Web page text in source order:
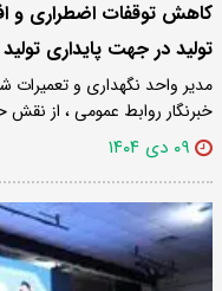
کاهش توقفات اضطراری و
تولید در جهت پایداری تولید
مدیر واحد نگهداری و تعمیرات
خبرنگار روابط عمومی ، از نقش
۰۹ دی ۱۴۰۴